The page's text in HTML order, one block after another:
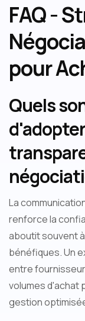
FAQ -
pour
Quels
La
renforce la
aboutit souvent
bénéfiques. Un
entre
volumes d'achat
gestion